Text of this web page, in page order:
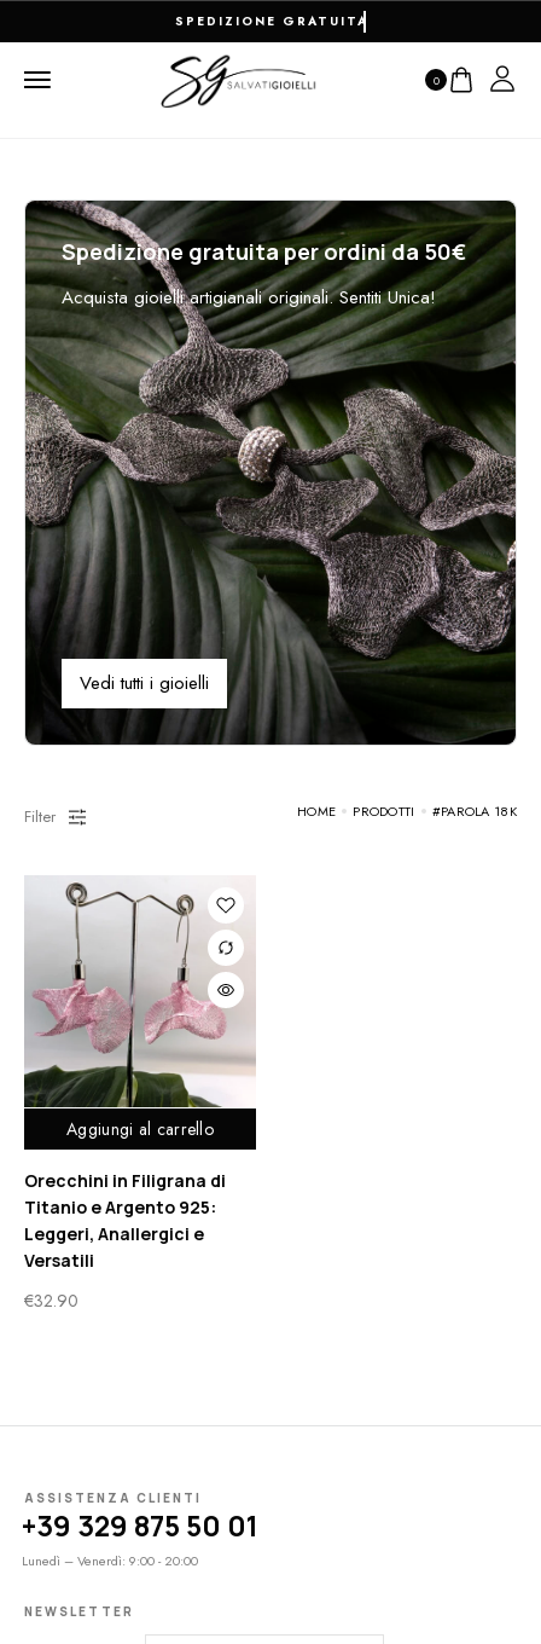
SPEDIZIONE GRATUITA PER
0
Spedizione gratuita per ordini da 50€
Acquista gioielli artigianali originali. Sentiti Unica!
Vedi tutti i gioielli
Filter HOME PRODOTTI #PAROLA 18K
Aggiungi al carrello
Orecchini in Filigrana di
Titanio e Argento 925:
Leggeri, Anallergici e
Versatili
€32.90
ASSISTENZA CLIENTI
+39 329 875 50 01
Lunedì – Venerdì: 9:00 - 20:00
NEWSLETTER